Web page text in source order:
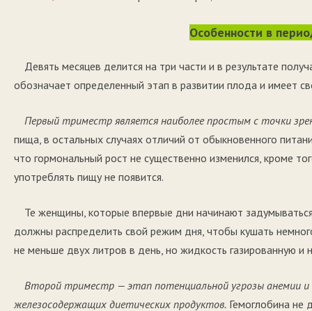
Особенности в
Девять месяцев делится на три части и в результате
обозначает определенный этап в развитии плода и имеет
Первый триместр является наиболее простым с точки
пища, в остальных случаях отличий от обыкновенного
что гормональный рост не существенно изменился, кроме
употреблять пищу не появится.
Те женщины, которые впервые дни начинают
должны распределить свой режим дня, чтобы кушать
не меньше двух литров в день, но жидкость газированную и
Второй триместр — этап потенциальной угрозы анемии
железосодержащих диетических продуктов. Гемоглобина не